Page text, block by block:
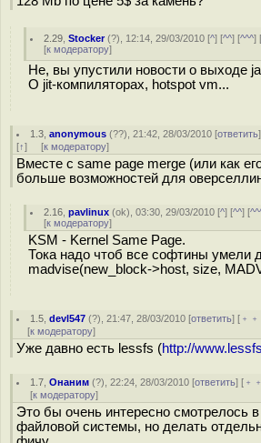
2.29 ,Stocker(?), 12:14, 29/03/2010 [^] [^^] [^^^]
[к модератору]
Не, вы упустили новости о выходе
О jit-компиляторах, hotspot vm...
1.3 ,anonymous (??), 21:42, 28/03/2010 [ответить
[↑] [к модератору]
Вместе с same page merge (или как
больше возможностей для
2.16 ,pavlinux (ok), 03:30, 29/03/2010 [^] [^^] [
[к модератору]
KSM - Kernel Same Page.
Тока надо чтоб все софтины умели
madvise(new_block->host, size,
1.5 ,devl547 (?), 21:47, 28/03/2010 [ответить] [
[к модератору]
Уже давно есть lessfs (http://
1.7 ,Онаним (?), 22:24, 28/03/2010 [ответить] [
[к модератору]
Это бы очень интересно смотрелось
файловой системы, но делать